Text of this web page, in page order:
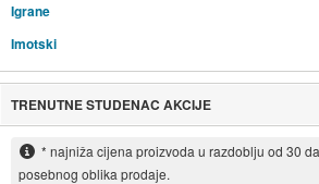
Igrane
Imotski
TRENUTNE STUDENAC AKCIJE
* najniža cijena proizvoda u razdoblju od 30
posebnog oblika prodaje.